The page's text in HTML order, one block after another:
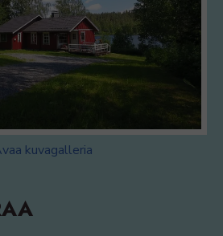
kuvagalleria